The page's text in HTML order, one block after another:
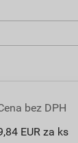
bez DPH
EUR za ks